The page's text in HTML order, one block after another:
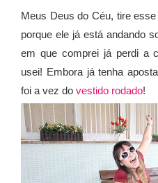
Meus Deus do Céu, tire
porque ele já está andando
em que comprei já perdi a
usei! Embora já tenha
foi a vez do vestido rodado!